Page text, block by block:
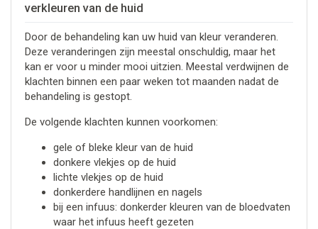
verkleuren van de huid
Door de behandeling kan uw huid van kleur veranderen.
Deze veranderingen zijn meestal onschuldig, maar het
kan er voor u minder mooi uitzien. Meestal verdwijnen de
klachten binnen een paar weken tot maanden nadat de
behandeling is gestopt.
De volgende klachten kunnen voorkomen:
gele of bleke kleur van de huid
donkere vlekjes op de huid
lichte vlekjes op de huid
donkerdere handlijnen en nagels
bij een infuus: donkerder kleuren van de bloedvaten
waar het infuus heeft gezeten